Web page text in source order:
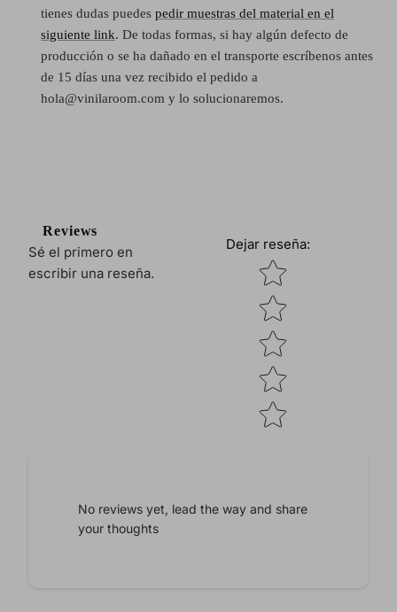
tienes dudas puedes pedir muestras del material en el
siguiente link. De todas formas, si hay algún defecto de
producción o se ha dañado en el transporte escríbenos antes
de 15 días una vez recibido el pedido a
hola@vinilaroom.com y lo solucionaremos.
Reviews
Sé el primero en
escribir una reseña.
Dejar reseña:
Star rating
No reviews yet, lead the way and share
your thoughts